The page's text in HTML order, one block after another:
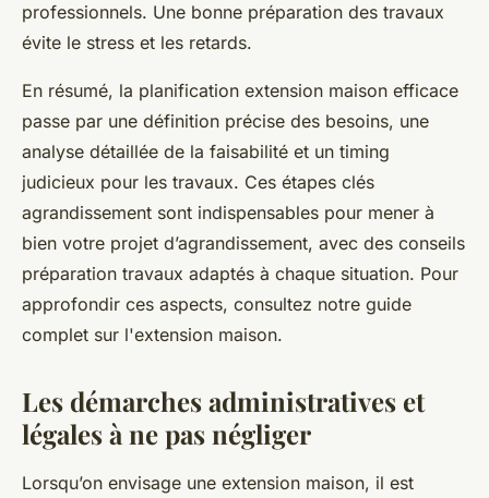
professionnels. Une bonne préparation des travaux
évite le stress et les retards.
En résumé, la planification extension maison efficace
passe par une définition précise des besoins, une
analyse détaillée de la faisabilité et un timing
judicieux pour les travaux. Ces étapes clés
agrandissement sont indispensables pour mener à
bien votre projet d’agrandissement, avec des conseils
préparation travaux adaptés à chaque situation. Pour
approfondir ces aspects, consultez notre guide
complet sur l'extension maison.
Les démarches administratives et
légales à ne pas négliger
Lorsqu’on envisage une extension maison, il est